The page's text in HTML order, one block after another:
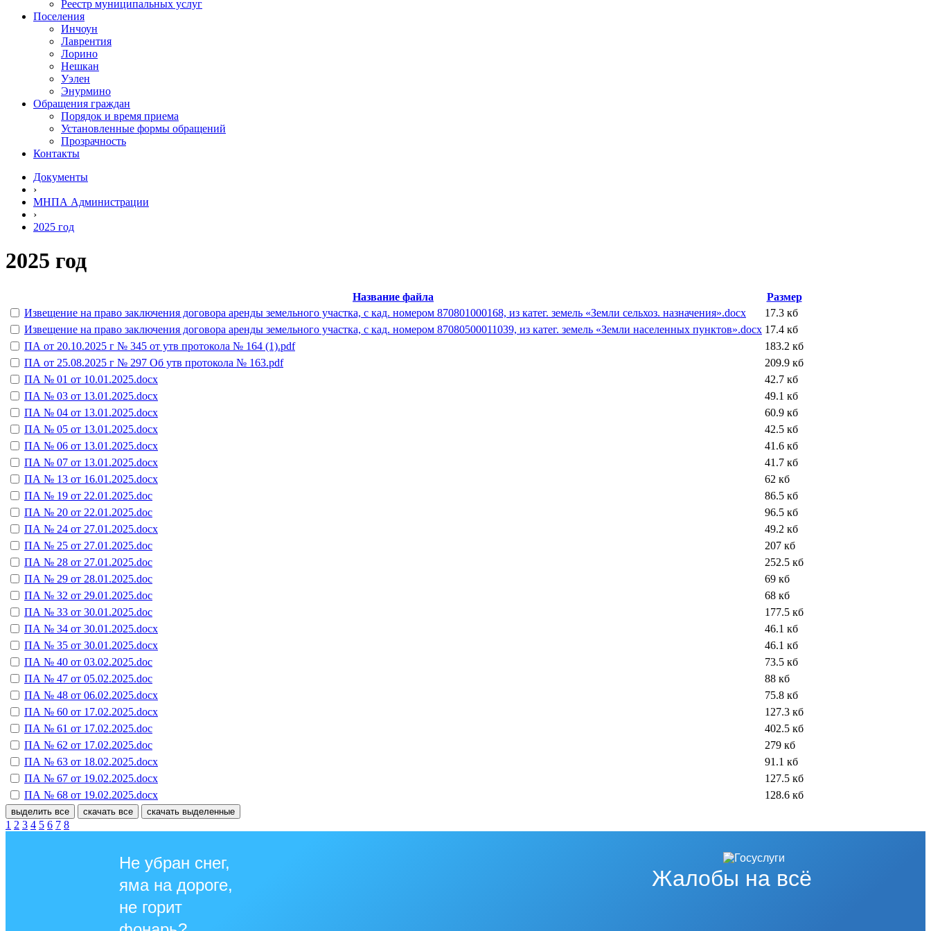
Реестр муниципальных услуг
Поселения
Инчоун
Лаврентия
Лорино
Нешкан
Уэлен
Энурмино
Обращения граждан
Порядок и время приема
Установленные формы обращений
Прозрачность
Контакты
Документы
›
МНПА Администрации
›
2025 год
2025 год
Название файла
Размер
Извещение на право заключения договора аренды земельного участка, с кад. номером 870801000168, из катег. земель «Земли сельхоз. назначения».docx
17.3 кб
Извещение на право заключения договора аренды земельного участка, с кад. номером 87080500011039, из катег. земель «Земли населенных пунктов».docx 17.4 кб
ПА от 20.10.2025 г № 345 от утв протокола № 164 (1).pdf
183.2 кб
ПА от 25.08.2025 г № 297 Об утв протокола № 163.pdf
209.9 кб
ПА № 01 от 10.01.2025.docx
42.7 кб
ПА № 03 от 13.01.2025.docx
49.1 кб
ПА № 04 от 13.01.2025.docx
60.9 кб
ПА № 05 от 13.01.2025.docx
42.5 кб
ПА № 06 от 13.01.2025.docx
41.6 кб
ПА № 07 от 13.01.2025.docx
41.7 кб
ПА № 13 от 16.01.2025.docx
62 кб
ПА № 19 от 22.01.2025.doc
86.5 кб
ПА № 20 от 22.01.2025.doc
96.5 кб
ПА № 24 от 27.01.2025.docx
49.2 кб
ПА № 25 от 27.01.2025.doc
207 кб
ПА № 28 от 27.01.2025.doc
252.5 кб
ПА № 29 от 28.01.2025.doc
69 кб
ПА № 32 от 29.01.2025.doc
68 кб
ПА № 33 от 30.01.2025.doc
177.5 кб
ПА № 34 от 30.01.2025.docx
46.1 кб
ПА № 35 от 30.01.2025.docx
46.1 кб
ПА № 40 от 03.02.2025.doc
73.5 кб
ПА № 47 от 05.02.2025.doc
88 кб
ПА № 48 от 06.02.2025.docx
75.8 кб
ПА № 60 от 17.02.2025.docx
127.3 кб
ПА № 61 от 17.02.2025.doc
402.5 кб
ПА № 62 от 17.02.2025.doc
279 кб
ПА № 63 от 18.02.2025.docx
91.1 кб
ПА № 67 от 19.02.2025.docx
127.5 кб
ПА № 68 от 19.02.2025.docx
128.6 кб
выделить все скачать все скачать выделенные
1 2 3 4 5 6 7 8
Жалобы на всё
Не убран снег,
яма на дороге,
не горит